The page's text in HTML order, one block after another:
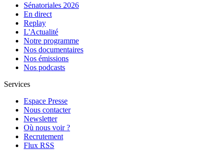
Sénatoriales 2026
En direct
Replay
L'Actualité
Notre programme
Nos documentaires
Nos émissions
Nos podcasts
Services
Espace Presse
Nous contacter
Newsletter
Où nous voir ?
Recrutement
Flux RSS